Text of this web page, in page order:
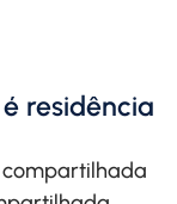
residência